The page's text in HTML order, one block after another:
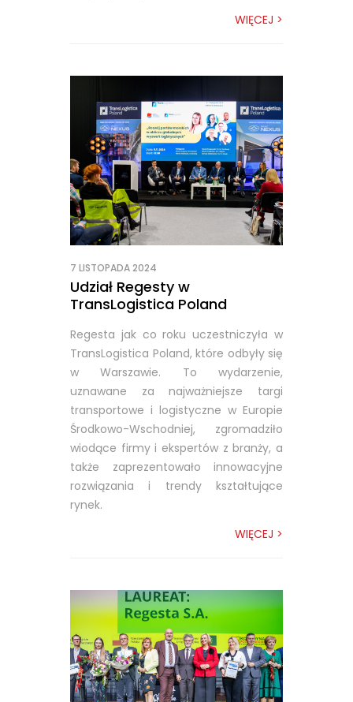
WIĘCEJ >
7 LISTOPADA 2024
Udział Regesty w
TransLogistica Poland
Regesta jak co roku uczestniczyła w
TransLogistica Poland, które odbyły się
w Warszawie. To wydarzenie,
uznawane za najważniejsze targi
transportowe i logistyczne w Europie
Środkowo-Wschodniej, zgromadziło
wiodące firmy i ekspertów z branży, a
także zaprezentowało innowacyjne
rozwiązania i trendy kształtujące
rynek.
WIĘCEJ >